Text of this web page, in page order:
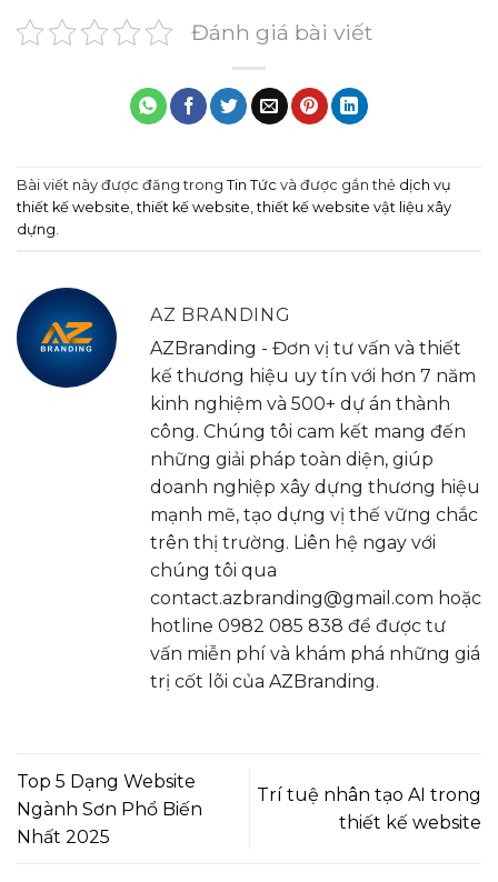
Đánh giá bài viết
Bài viết này được đăng trong Tin Tức và được gắn thẻ dịch vụ
thiết kế website ,thiết kế website ,thiết kế website vật liệu xây
dựng
AZ BRANDING
AZBranding - Đơn vị tư vấn và thiết
kế thương hiệu uy tín với hơn 7 năm
kinh nghiệm và 500+ dự án thành
công. Chúng tôi cam kết mang đến
những giải pháp toàn diện, giúp
doanh nghiệp xây dựng thương hiệu
mạnh mẽ, tạo dựng vị thế vững chắc
trên thị trường. Liên hệ ngay với
chúng tôi qua
contact.azbranding@gmail.com hoặc
hotline 0982 085 838 để được tư
vấn miễn phí và khám phá những giá
trị cốt lõi của AZBranding.
Top 5 Dạng Website
Ngành Sơn Phổ Biến
Nhất 2025
Trí tuệ nhân tạo AI trong
thiết kế website